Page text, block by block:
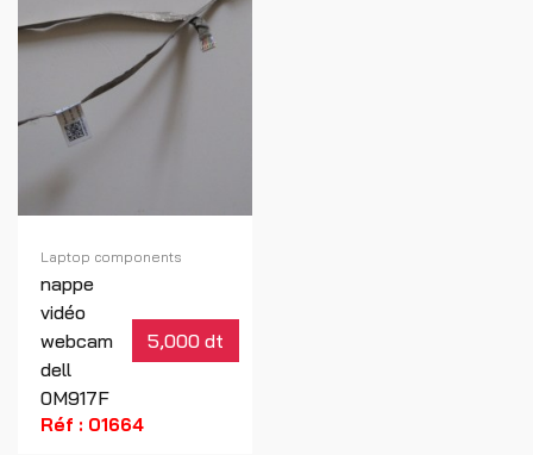
Laptop components
nappe
vidéo
webcam
dell
0M917F
5,000 dt
Réf : 01664